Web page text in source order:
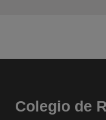
Colegio de